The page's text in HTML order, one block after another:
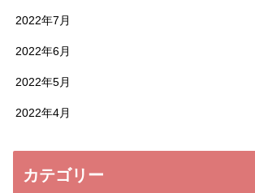
2022年7月
2022年6月
2022年5月
2022年4月
カテゴリー